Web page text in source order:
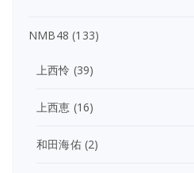
NMB48 (133)
上西怜 (39)
上西恵 (16)
和田海佑(2)